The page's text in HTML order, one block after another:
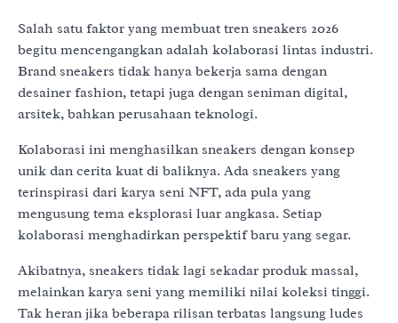
Salah satu faktor yang membuat tren sneakers 2026
begitu mencengangkan adalah kolaborasi lintas industri.
Brand sneakers tidak hanya bekerja sama dengan
desainer fashion, tetapi juga dengan seniman digital,
arsitek, bahkan perusahaan teknologi.
Kolaborasi ini menghasilkan sneakers dengan konsep
unik dan cerita kuat di baliknya. Ada sneakers yang
terinspirasi dari karya seni NFT, ada pula yang
mengusung tema eksplorasi luar angkasa. Setiap
kolaborasi menghadirkan perspektif baru yang segar.
Akibatnya, sneakers tidak lagi sekadar produk massal,
melainkan karya seni yang memiliki nilai koleksi tinggi.
Tak heran jika beberapa rilisan terbatas langsung ludes